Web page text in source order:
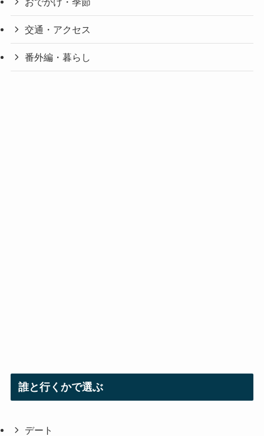
交通・アクセス
番外編・暮らし
誰と行くかで選ぶ
デート